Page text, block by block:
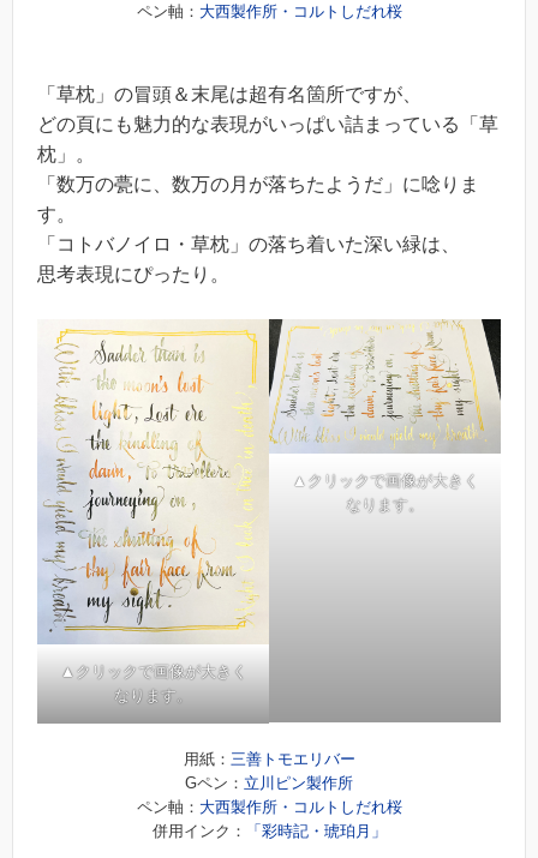
ペン軸： 大西製作所・コルトしだれ桜
「草枕」の冒頭＆末尾は超有名箇所ですが、
どの頁にも魅力的な表現がいっぱい詰まっている「草
枕」。
「数万の甍に、数万の月が落ちたようだ」に唸りま
す。
「コトバノイロ・草枕」の落ち着いた深い緑は、
思考表現にぴったり。
▲クリックで画像が大きく
なります。
▲クリックで画像が大きく
なります。
用紙： 三善トモエリバー
Gペン： 立川ピン製作所
ペン軸： 大西製作所・コルトしだれ桜
併用インク：
「彩時記・琥珀月」